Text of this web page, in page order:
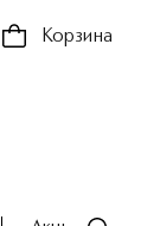
Корзина